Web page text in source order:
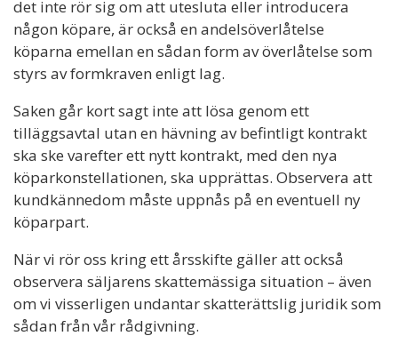
det inte rör sig om att utesluta eller introducera
någon köpare, är också en andelsöverlåtelse
köparna emellan en sådan form av överlåtelse som
styrs av formkraven enligt lag.
Saken går kort sagt inte att lösa genom ett
tilläggsavtal utan en hävning av befintligt kontrakt
ska ske varefter ett nytt kontrakt, med den nya
köparkonstellationen, ska upprättas. Observera att
kundkännedom måste uppnås på en eventuell ny
köparpart.
När vi rör oss kring ett årsskifte gäller att också
observera säljarens skattemässiga situation – även
om vi visserligen undantar skatterättslig juridik som
sådan från vår rådgivning.